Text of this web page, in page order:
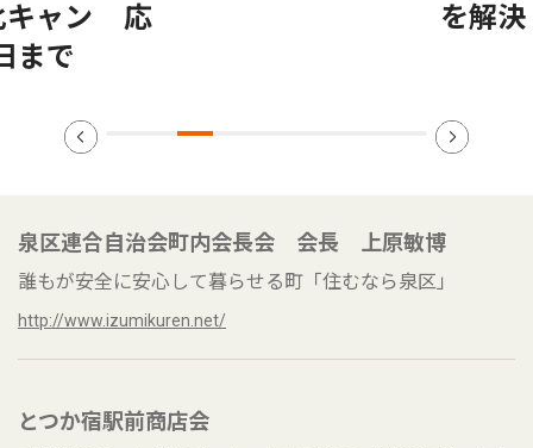
ャン
まで
応
を解決
泉区連合自治会町内会長会 会長 上原敏博
誰もが安全に安心して暮らせる町「住むなら泉区」
http://www.izumikuren.net/
とつか宿駅前商店会